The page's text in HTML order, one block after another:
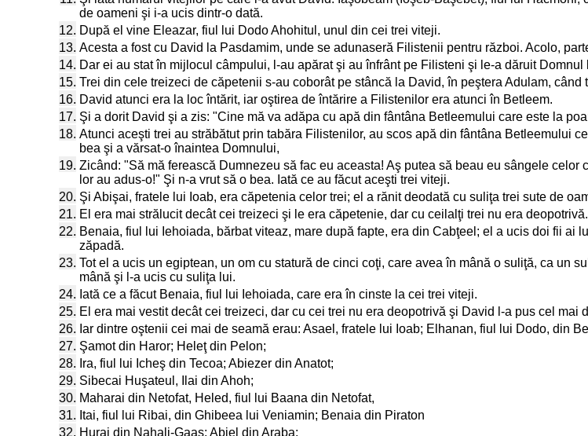
de oameni şi i-a ucis dintr-o dată.
12. După el vine Eleazar, fiul lui Dodo Ahohitul, unul din cei trei viteji.
13. Acesta a fost cu David la Pasdamim, unde se adunaseră Filistenii pentru război. Acolo,
14. Dar ei au stat în mijlocul câmpului, l-au apărat şi au înfrânt pe Filisteni şi le-a dăruit Domnul
15. Trei din cele treizeci de căpetenii s-au coborât pe stâncă la David, în peştera Adulam,
16. David atunci era la loc întărit, iar oştirea de întărire a Filistenilor era atunci în Betleem.
17. Şi a dorit David şi a zis: "Cine mă va adăpa cu apă din fântâna Betleemului care este la
18. Atunci aceşti trei au străbătut prin tabăra Filistenilor, au scos apă din fântâna Betleemului
bea şi a vărsat-o înaintea Domnului,
19. Zicând: "Să mă ferească Dumnezeu să fac eu aceasta! Aş putea să beau eu sângele
lor au adus-o!" Şi n-a vrut să o bea. Iată ce au făcut aceşti trei viteji.
20. Şi Abişai, fratele lui Ioab, era căpetenia celor trei; el a rănit deodată cu suliţa trei sute de
21. El era mai strălucit decât cei treizeci şi le era căpetenie, dar cu ceilalţi trei nu era deopotrivă.
22. Benaia, fiul lui Iehoiada, bărbat viteaz, mare după fapte, era din Cabţeel; el a ucis doi fii ai
zăpadă.
23. Tot el a ucis un egiptean, un om cu statură de cinci coţi, care avea în mână o suliţă, ca un
mână şi l-a ucis cu suliţa lui.
24. Iată ce a făcut Benaia, fiul lui Iehoiada, care era în cinste la cei trei viteji.
25. El era mai vestit decât cei treizeci, dar cu cei trei nu era deopotrivă şi David l-a pus cel mai
26. Iar dintre oştenii cei mai de seamă erau: Asael, fratele lui Ioab; Elhanan, fiul lui Dodo, din
27. Şamot din Haror; Heleţ din Pelon;
28. Ira, fiul lui Icheş din Tecoa; Abiezer din Anatot;
29. Sibecai Huşateul, Ilai din Ahoh;
30. Maharai din Netofat, Heled, fiul lui Baana din Netofat,
31. Itai, fiul lui Ribai, din Ghibeea lui Veniamin; Benaia din Piraton
32. Hurai din Nahali-Gaaş; Abiel din Araba;